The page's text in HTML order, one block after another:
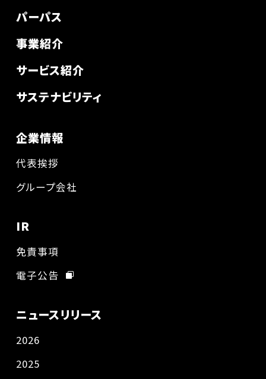
パーパス
事業紹介
サービス紹介
サステナビリティ
企業情報
代表挨拶
グループ会社
IR
免責事項
電子公告
ニュースリリース
2026
2025